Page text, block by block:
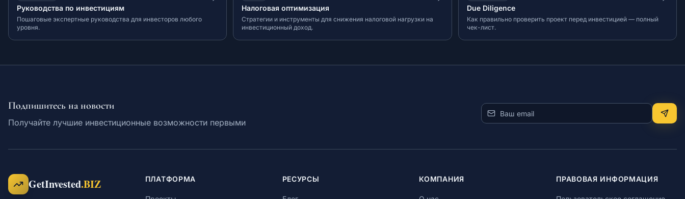
Руководства по инвестициям
Пошаговые экспертные руководства для инвесторов любого
уровня.
Налоговая оптимизация
Стратегии и инструменты для снижения налоговой нагрузки на
инвестиционный доход.
Due Diligence
Как правильно проверить проект перед инвестицией — полный
чек-лист.
Подпишитесь на новости
Получайте лучшие инвестиционные возможности первыми
GetInvested.BIZ ПЛАТФОРМА РЕСУРСЫ КОМПАНИЯ ПРАВОВАЯ ИНФОРМАЦИЯ